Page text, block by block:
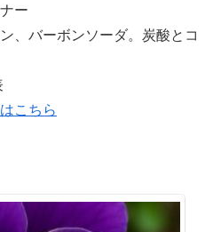
ー
、バーボンソーダ。炭酸とコ
こちら